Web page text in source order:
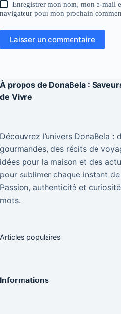
Enregistrer mon nom, mon e-mail
navigateur pour mon prochain
Laisser un commentaire
À propos de DonaBela :
de Vivre
Découvrez l’univers DonaBela :
gourmandes, des récits de
idées pour la maison et des
pour sublimer chaque instant
Passion, authenticité et
mots.
Articles populaires
Informations